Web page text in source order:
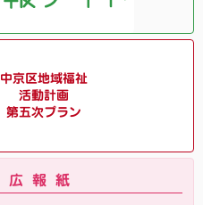
中京区地域福祉
活動計画
第五次プラン
広報紙